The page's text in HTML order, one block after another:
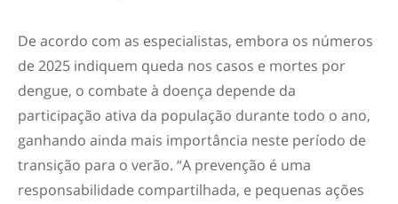
De acordo com as especialistas, embora os números
de 2025 indiquem queda nos casos e mortes por
dengue, o combate à doença depende da
participação ativa da população durante todo o ano,
ganhando ainda mais importância neste período de
transição para o verão. “A prevenção é uma
responsabilidade compartilhada, e pequenas ações